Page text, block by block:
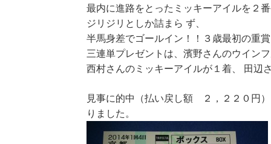
最内に進路をとったミッキーアイルを２
ジリジリとしか詰まら ず、
半馬身差でゴールイン！！３歳最初の重
三連単プレゼントは、濱野さんのウイン
西村さんのミッキーアイルが１着、 田辺
見事に的中（払い戻し額 ２，２２０円
りました。